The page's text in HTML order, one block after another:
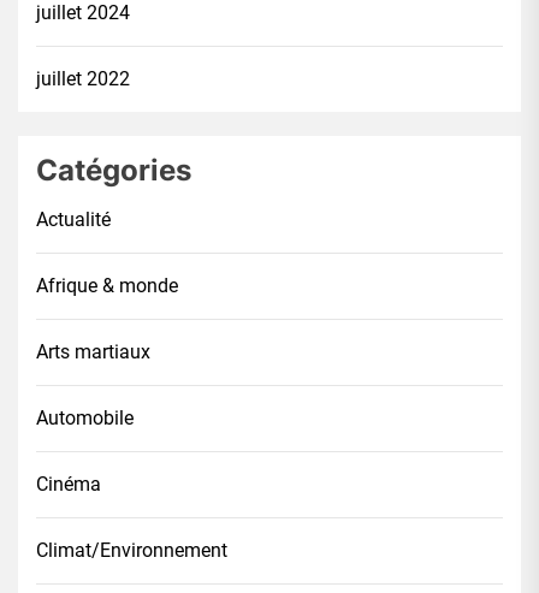
juillet 2024
juillet 2022
Catégories
Actualité
Afrique & monde
Arts martiaux
Automobile
Cinéma
Climat/Environnement